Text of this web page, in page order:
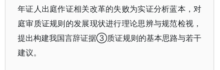
年证人出庭作证相关改革的失败为实证分析蓝本，对
庭审质证规则的发展现状进行理论思辨与规范检视，
提出构建我国言辞证据③质证规则的基本思路与若干
建议。